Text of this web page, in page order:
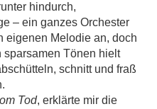
hindurch,
– ein ganzes Orchester
eigenen Melodie an, doch
Tönen hielt
schnitt und fraß
Tod, erklärte mir die